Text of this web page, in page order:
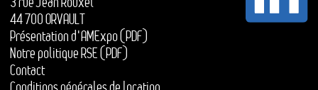
44 700 ORVAULT
Présentation d'AMExpo (PDF)
Notre politique RSE (PDF)
Contact